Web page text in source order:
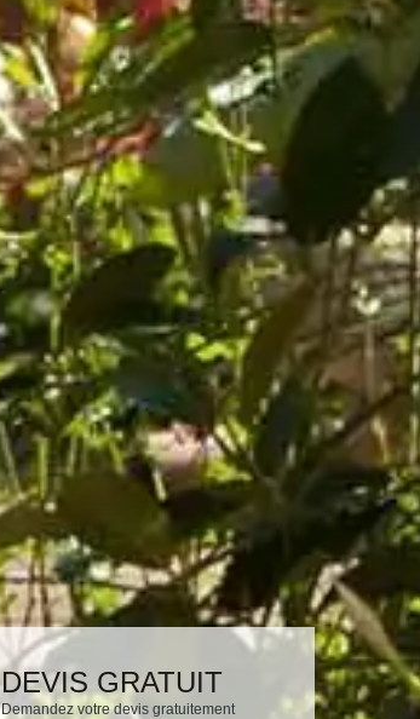
DEVIS GRATUIT
Demandez votre devis gratuitement